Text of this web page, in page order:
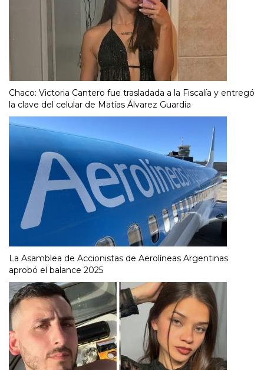
Chaco: Victoria Cantero fue trasladada a la Fiscalía y entregó
la clave del celular de Matías Álvarez Guardia
La Asamblea de Accionistas de Aerolíneas Argentinas
aprobó el balance 2025